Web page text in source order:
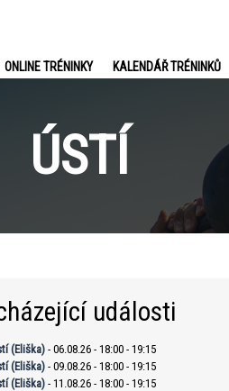
ONLINE TRÉNINKY KALENDÁŘ TRÉNINKŮ
ÚSTÍ
události
(Eliška)- 06.08.26 - 18:00 - 19:15
(Eliška)- 09.08.26 - 18:00 - 19:15
(Eliška)- 11.08.26 - 18:00 - 19:15